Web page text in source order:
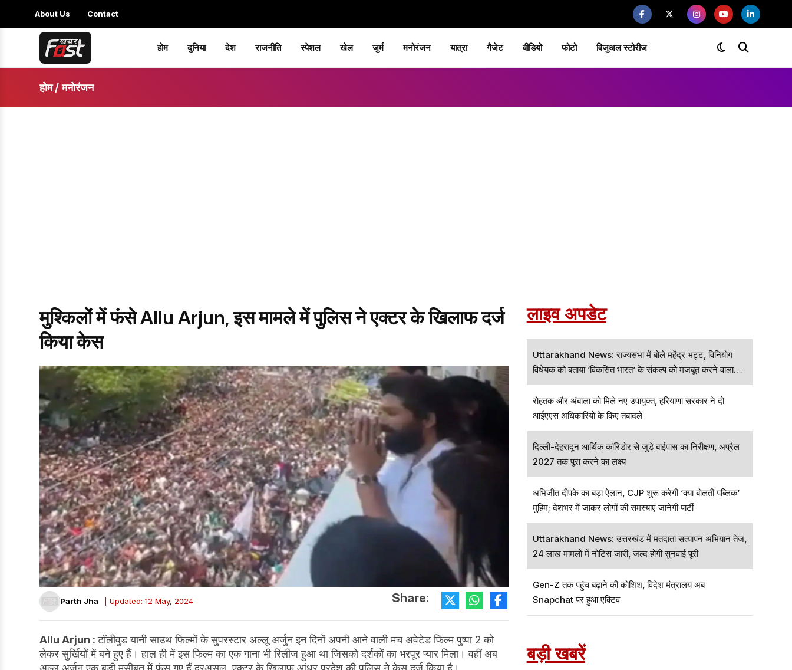
About Us Contact
होम दुनिया देश राजनीति स्पेशल खेल जुर्म मनोरंजन यात्रा गैजेट वीडियो फोटो विजुअल स्टोरीज
होम/ मनोरंजन
मुश्किलों में फंसे Allu Arjun, इस मामले में पुलिस ने एक्टर के खिलाफ दर्ज
किया केस
Parth Jha | Updated: 12 May, 2024 Share:
Allu Arjun :टॉलीवुड यानी साउथ फिल्मों के सुपरस्टार अल्लू अर्जुन इन दिनों अपनी आने वाली मच अवेटेड फिल्म पुष्पा 2 को
लेकर सुर्खियों में बने हुए हैं। हाल ही में इस फिल्म का एक गाना भी रिलीज हुआ था जिसको दर्शकों का भरपूर प्यार मिला। वहीं अब
लाइव अपडेट
Uttarakhand News: राज्यसभा में बोले महेंद्र भट्ट, विनियोग
विधेयक को बताया ‘विकसित भारत’ के संकल्प को मजबूत करने वाला
कदम
रोहतक और अंबाला को मिले नए उपायुक्त, हरियाणा सरकार ने दो
आईएएस अधिकारियों के किए तबादले
दिल्ली-देहरादून आर्थिक कॉरिडोर से जुड़े बाईपास का निरीक्षण, अप्रैल
2027 तक पूरा करने का लक्ष्य
अभिजीत दीपके का बड़ा ऐलान, CJP शुरू करेगी ‘क्या बोलती पब्लिक’
मुहिम; देशभर में जाकर लोगों की समस्याएं जानेगी पार्टी
Uttarakhand News: उत्तरखंड में मतदाता सत्यापन अभियान तेज,
24 लाख मामलों में नोटिस जारी, जल्द होगी सुनवाई पूरी
Gen-Z तक पहुंच बढ़ाने की कोशिश, विदेश मंत्रालय अब
Snapchat पर हुआ एक्टिव
बड़ी खबरें